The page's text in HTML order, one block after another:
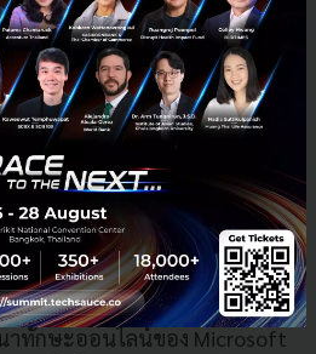
ครซอฟท์ โดยคาดว่าจะมีมหา
ยตะวันออกเฉียงใต้เข้าร่วมเพิ่ม
ลังจากนี้
ขี่และครอบครัวให้ประสบ
ฐกิจดิจิทัล ด้วยการพัฒนาทักษะ
ห้พาร์ทเนอร์ผู้ขับขี่ สามารถเข้า
ทักษะออนไลน์ของ Microsoft